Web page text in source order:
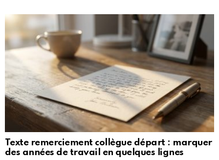
Texte remerciement collègue départ : marquer
des années de travail en quelques lignes